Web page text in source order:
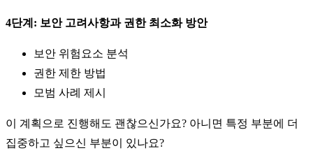
4단계: 보안 고려사항과 권한 최소화 방안
보안 위험요소 분석
권한 제한 방법
모범 사례 제시
이 계획으로 진행해도 괜찮으신가요? 아니면 특정 부분에 더
집중하고 싶으신 부분이 있나요?